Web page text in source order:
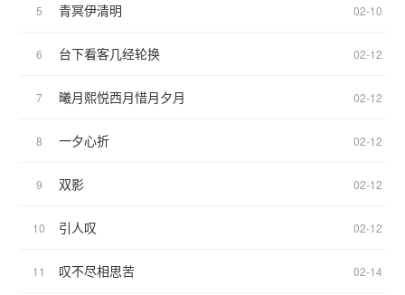
5 青冥伊清明 02-10
6 台下看客几经轮换 02-12
7 曦月熙悦西月惜月夕月 02-12
8 一夕心折 02-12
9 双影 02-12
10 引人叹 02-12
11 叹不尽相思苦 02-14